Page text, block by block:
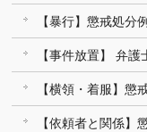
【暴行】懲戒処分例
【事件放置】 弁護
【横領・着服】懲
【依頼者と関係】